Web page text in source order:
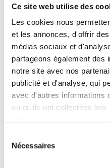
Ce site web utilise des
Les cookies nous
et les annonces, d'offrir
médias sociaux et
partageons également des
notre site avec nos
publicité et d'analyse, qui
avec d'autres informations
ou qu'ils ont collectées
Nécessaires
déplacement à
les fournisseurs,
essayer divers
skiable, etc.
Les plus grands noms
représentés, ce qui
skis et chaussuresde
maintenant à